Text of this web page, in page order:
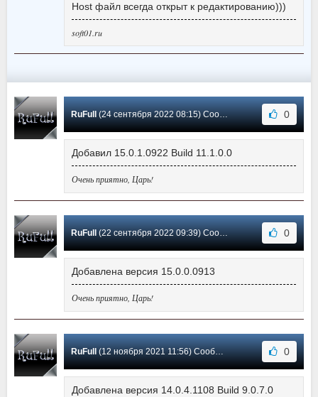
Host файл всегда открыт к редактированию)))
soft01.ru
RuFull (24 сентября 2022 08:15) Сообщение #98 0
Добавил 15.0.1.0922 Build 11.1.0.0
Очень приятно, Царь!
RuFull (22 сентября 2022 09:39) Сообщение #97 0
Добавлена версия 15.0.0.0913
Очень приятно, Царь!
RuFull (12 ноября 2021 11:56) Сообщение #96 0
Добавлена версия 14.0.4.1108 Build 9.0.7.0